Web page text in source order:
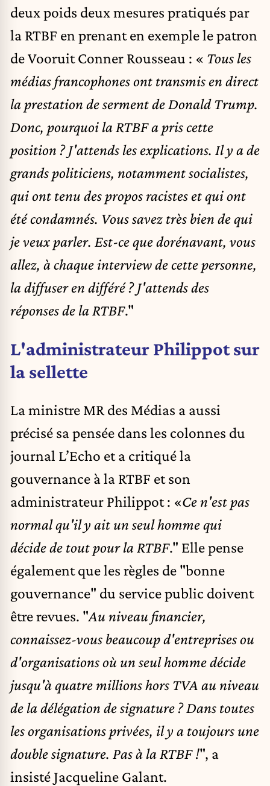
deux poids deux mesures pratiqués par
la RTBF en prenant en exemple le patron
de Vooruit Conner Rousseau : « Tous les
médias francophones ont transmis en direct
la prestation de serment de Donald Trump.
Donc, pourquoi la RTBF a pris cette
position ? J'attends les explications. Il y a de
grands politiciens, notamment socialistes,
qui ont tenu des propos racistes et qui ont
été condamnés. Vous savez très bien de qui
je veux parler. Est-ce que dorénavant, vous
allez, à chaque interview de cette personne,
la diffuser en différé ? J'attends des
réponses de la RTBF."
L'administrateur Philippot sur
la sellette
La ministre MR des Médias a aussi
précisé sa pensée dans les colonnes du
journal L’Echo et a critiqué la
gouvernance à la RTBF et son
administrateur Philippot : «Ce n'est pas
normal qu'il y ait un seul homme qui
décide de tout pour la RTBF." Elle pense
également que les règles de "bonne
gouvernance" du service public doivent
être revues. "Au niveau financier,
connaissez-vous beaucoup d'entreprises ou
d'organisations où un seul homme décide
jusqu'à quatre millions hors TVA au niveau
de la délégation de signature ? Dans toutes
les organisations privées, il y a toujours une
double signature. Pas à la RTBF !", a
insisté Jacqueline Galant.